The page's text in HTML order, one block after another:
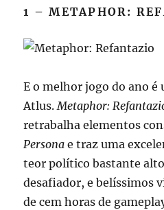
1 – METAPHOR:
E o melhor jogo do ano é
Atlus.Metaphor:
retrabalha elementos
Persona e traz uma
teor político bastante
desafiador, e belíssimos
de cem horas de